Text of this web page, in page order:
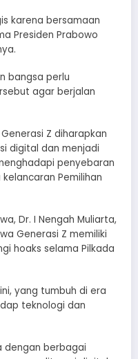
karena bersamaan
Presiden Prabowo
bangsa perlu
agar berjalan
Z diharapkan
digital dan menjadi
penyebaran
Pemilihan
Dr. I Nengah Muliarta,
Generasi Z memiliki
hoaks selama Pilkada
yang tumbuh di era
teknologi dan
dengan berbagai